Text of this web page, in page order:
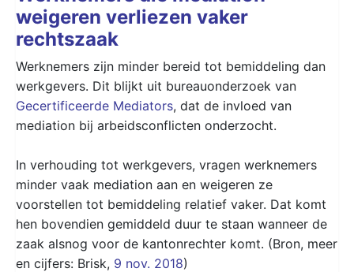
weigeren verliezen vaker
rechtszaak
Werknemers zijn minder bereid tot bemiddeling dan
werkgevers. Dit blijkt uit bureauonderzoek van
Gecertificeerde Mediators, dat de invloed van
mediation bij arbeidsconflicten onderzocht.
In verhouding tot werkgevers, vragen werknemers
minder vaak mediation aan en weigeren ze
voorstellen tot bemiddeling relatief vaker. Dat komt
hen bovendien gemiddeld duur te staan wanneer de
zaak alsnog voor de kantonrechter komt. (Bron, meer
en cijfers: Brisk, 9 nov. 2018)